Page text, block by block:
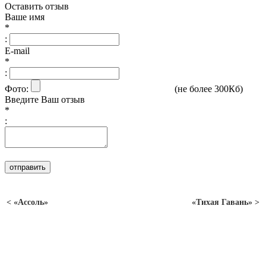
Оставить отзыв
Ваше имя
*
:
E-mail
*
:
Фото:
(не более 300Кб)
Введите Ваш отзыв
*
:
< «Ассоль» «Тихая Гавань» >